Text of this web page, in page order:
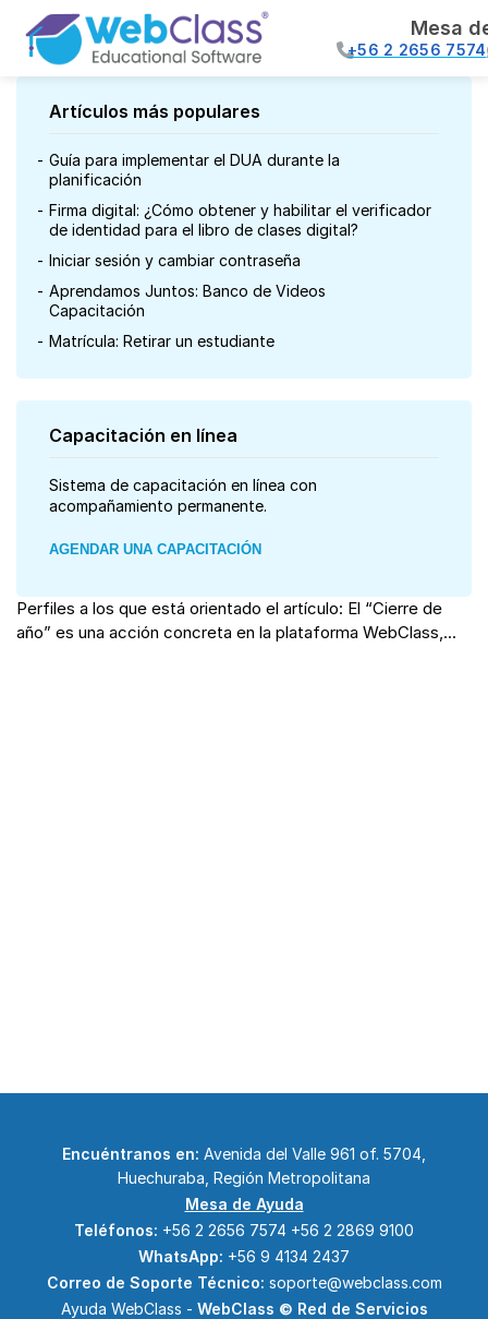
Mesa
+56 2 2656 7574
Artículos más populares
Guía para implementar el DUA durante la
planificación
Firma digital: ¿Cómo obtener y habilitar el verificador
de identidad para el libro de clases digital?
Iniciar sesión y cambiar contraseña
Aprendamos Juntos: Banco de Videos
Capacitación
Matrícula: Retirar un estudiante
Capacitación en línea
Sistema de capacitación en línea con
acompañamiento permanente.
AGENDAR UNA CAPACITACIÓN
Perfiles a los que está orientado el artículo: El “Cierre de
año” es una acción concreta en la plataforma WebClass,...
Encuéntranos en: Avenida del Valle 961 of. 5704,
Huechuraba, Región Metropolitana
Mesa de Ayuda
Teléfonos: +56 2 2656 7574 +56 2 2869 9100
WhatsApp: +56 9 4134 2437
Correo de Soporte Técnico: soporte@webclass.com
Ayuda WebClass - WebClass © Red de Servicios